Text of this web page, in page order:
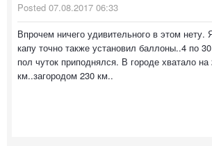
Posted 07.08.2017 06:33
Впрочем ничего удивительного в этом нету.
капу точно также установил баллоны..4 по
пол чуток приподнялся. В городе хватало на
км..загородом 230 км..